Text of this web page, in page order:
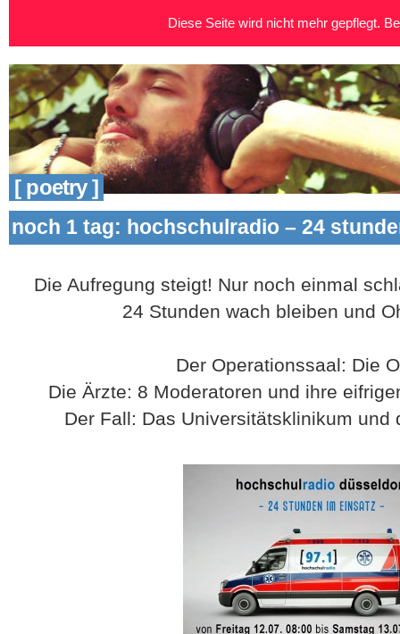
[ poetry ]
noch 1 tag: hochschulradio – 24
Die Aufregung steigt! Nur noch einmal
24 Stunden wach bleiben und
Der Operationssaal: Die
Die Ärzte: 8 Moderatoren und ihre
Der Fall: Das Universitätsklinikum und
Diese Seite wird nicht mehr gepflegt.